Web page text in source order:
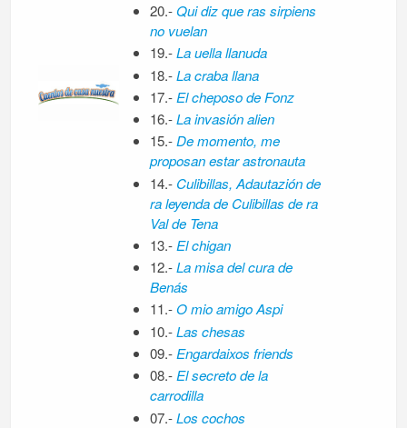
20.-Qui diz que ras sirpiens
no vuelan
19.- La uella llanuda
18.-La craba llana
17.- El cheposo de Fonz
16.- La invasión alien
15.-De momento, me
proposan estar astronauta
14.- Culibillas, Adautazión de
ra leyenda de Culibillas de ra
Val de Tena
13.- El chigan
12.-La misa del cura de
Benás
11.- O mio amigo Aspi
10.-Las chesas
09.- Engardaixos friends
08.-El secreto de la
carrodilla
07.-Los cochos